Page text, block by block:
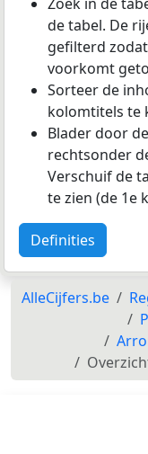
de tabel. De
gefilterd
voorkomt
Sorteer de
kolomtitels te
Blader door
rechtsonder
Verschuif de
te zien (de 1e
Definities
AlleCijfers.be